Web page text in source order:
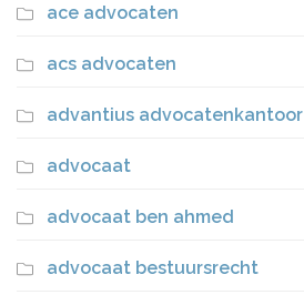
ace advocaten
acs advocaten
advantius advocatenkantoor
advocaat
advocaat ben ahmed
advocaat bestuursrecht